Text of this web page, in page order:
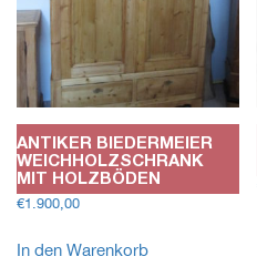
ANTIKER BIEDERMEIER
WEICHHOLZSCHRANK
MIT HOLZBÖDEN
€1.900,00
In den Warenkorb